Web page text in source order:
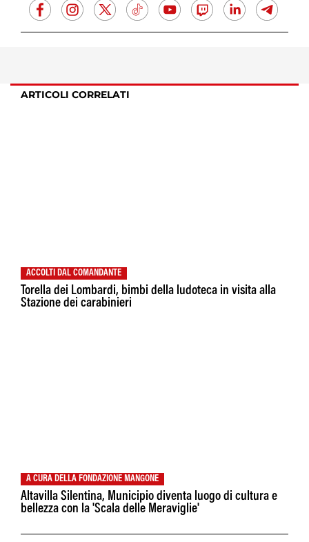
ARTICOLI CORRELATI
ACCOLTI DAL COMANDANTE
Torella dei Lombardi, bimbi della ludoteca in visita alla
Stazione dei carabinieri
A CURA DELLA FONDAZIONE MANGONE
Altavilla Silentina, Municipio diventa luogo di cultura e
bellezza con la 'Scala delle Meraviglie'